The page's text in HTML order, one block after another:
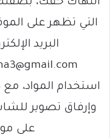
انتهاك حقك،
التي تظهر على
البريد
استخدام المواد،
وإرفاق تصوير
على